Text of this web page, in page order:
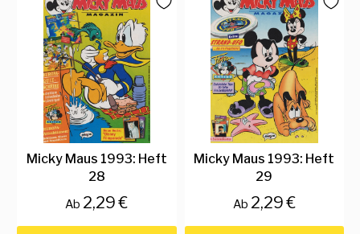
Micky Maus 1993: Heft
28
Ab 2,29 €
Micky Maus 1993: Heft
29
Ab 2,29 €